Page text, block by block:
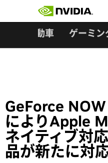
自動車 ゲーミン
GeForce
によりApple
ネイティブ対
品が新たに対